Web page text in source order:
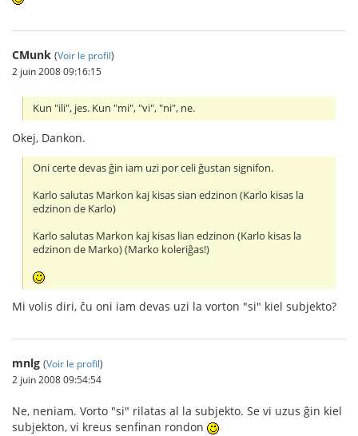
CMunk (Voir le profil)
2 juin 2008 09:16:15
Kun "ili", jes. Kun "mi", "vi", "ni", ne.
Okej, Dankon.
Oni certe devas ĝin iam uzi por celi ĝustan signifon.
Karlo salutas Markon kaj kisas sian edzinon (Karlo kisas la
edzinon de Karlo)
Karlo salutas Markon kaj kisas lian edzinon (Karlo kisas la
edzinon de Marko) (Marko koleriĝas!)
Mi volis diri, ĉu oni iam devas uzi la vorton "si" kiel subjekto?
mnlg (Voir le profil)
2 juin 2008 09:54:54
Ne, neniam. Vorto "si" rilatas al la subjekto. Se vi uzus ĝin kiel
subjekton, vi kreus senfinan rondon